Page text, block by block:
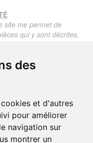
des
et d'autres
pour améliorer
navigation sur
montrer un
site me permet de
qui y sont décrites,
et authentiques,
la description
accompagné d'une
communiqué
est supérieur à 130
est facturé 5
l'objet d'un certificat
pour les objets